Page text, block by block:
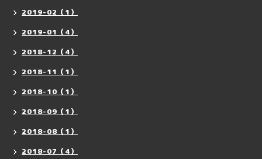
2019-02（1）
2019-01（4）
2018-12（4）
2018-11（1）
2018-10（1）
2018-09（1）
2018-08（1）
2018-07（4）